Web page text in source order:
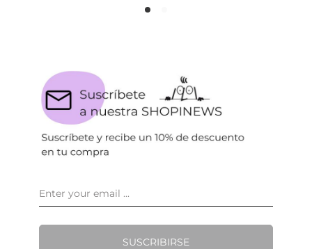
SUSCRIBIRSE